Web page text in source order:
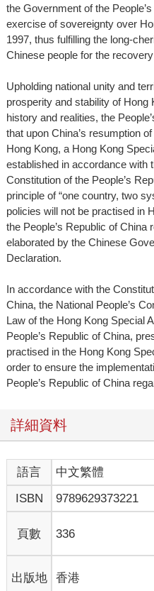
the Government of the
exercise of sovereignty over
1997, thus fulfilling the long-
Chinese people for the
Upholding national unity and
prosperity and stability of Hong
history and realities, the
that upon China’s resumption
Hong Kong, a Hong Kong
established in accordance with
Constitution of the People’s
principle of “one country, two
policies will not be practised in
the People’s Republic of China
elaborated by the Chinese
Declaration.
In accordance with the
China, the National People’s
Law of the Hong Kong Special
People’s Republic of China,
practised in the Hong Kong
order to ensure the
People’s Republic of China
詳細資料
語言 中文繁體
ISBN
9789629373221
頁數 336
出版地 香港